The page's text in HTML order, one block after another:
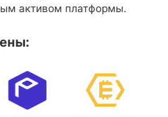
активом платформы.